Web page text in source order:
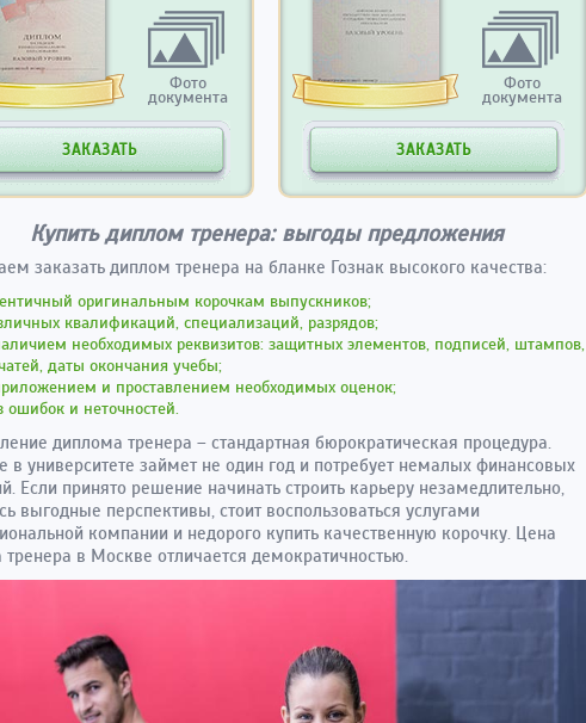
Фото
документа
ЗАКАЗАТЬ
Фото
документа
ЗАКАЗАТЬ
Купить диплом тренера: выгоды предложения
заказать диплом тренера на бланке Гознак высокого качества:
оригинальным корочкам выпускников;
квалификаций, специализаций, разрядов;
необходимых реквизитов: защитных элементов, подписей, штампов,
даты окончания учебы;
и проставлением необходимых оценок;
ошибок и неточностей.
диплома тренера – стандартная бюрократическая процедура.
в университете займет не один год и потребует немалых финансовых
Если принято решение начинать строить карьеру незамедлительно,
выгодные перспективы, стоит воспользоваться услугами
компании и недорого купить качественную корочку. Цена
в Москве отличается демократичностью.